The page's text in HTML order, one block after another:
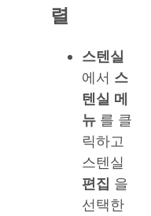
렬
스텐실
에서 스
텐실 메
뉴 를 클
릭하고
스텐실
편집 을
선택한